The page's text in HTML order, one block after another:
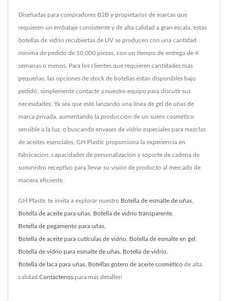
Diseñadas para compradores B2B y propietarios de marcas que
requieren un embalaje consistente y de alta calidad a gran escala, estas
botellas de vidrio recubiertas de UV se producen con una cantidad
mínima de pedido de 10,000 piezas, con un tiempo de entrega de 4
semanas o menos. Para los clientes que requieren cantidades más
pequeñas, las opciones de stock de botellas están disponibles bajo
pedido; simplemente contacte a nuestro equipo para discutir sus
necesidades. Ya sea que esté lanzando una línea de gel de uñas de
marca privada, aumentando la producción de un suero cosmético
sensible a la luz, o buscando envases de vidrio especiales para mezclas
de aceites esenciales, GH Plastic proporciona la experiencia en
fabricación, capacidades de personalización y soporte de cadena de
suministro receptivo para llevar su visión de producto al mercado de
manera eficiente.
GH Plastic te invita a explorar nuestro Botella de esmalte de uñas
Botella de aceite para uñas Botella de vidrio transparente
Botella de pegamento para uñas
Botella de aceite para cutículas de vidrio Botella de esmalte en gel
Botella de vidrio para esmalte de uñas Botella de vidrio
Botella de laca para uñas Botellas gotero de aceite cosmético de alta
calidad. Contáctenos para más detalles!